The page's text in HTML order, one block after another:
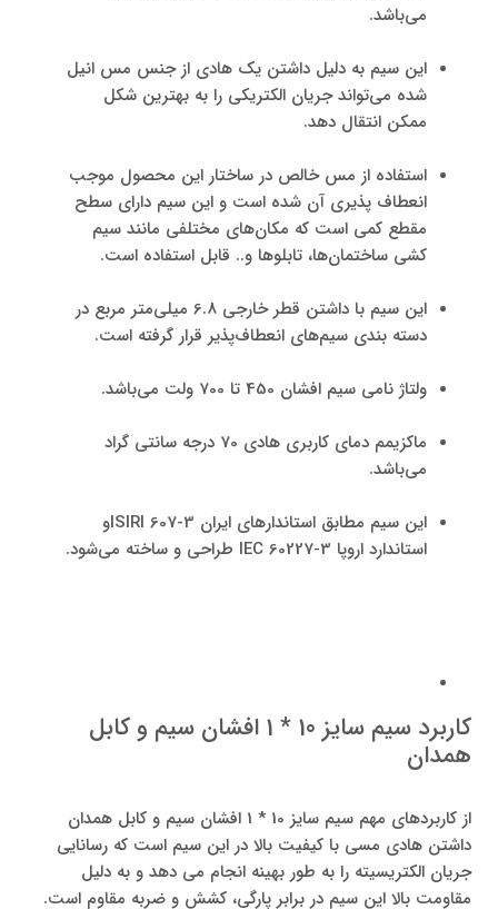
می‌باشد.
این سیم به دلیل داشتن یک هادی از جنس مس انیل
شده می‌تواند جریان الکتریکی را به بهترین شکل
ممکن انتقال دهد.
استفاده از مس خالص در ساختار این محصول موجب
انعطاف پذیری آن شده است و این سیم دارای سطح
مقطع کمی است که مکان‌های مختلفی مانند سیم
کشی ساختمان‌ها، تابلوها و.. قابل استفاده است.
این سیم با داشتن قطر خارجی 6.8 میلی‌متر مربع در
دسته بندی سیم‌های انعطاف‌پذیر قرار گرفته است.
ولتاژ نامی سیم افشان 450 تا 700 ولت می‌باشد.
ماکزیمم دمای کاربری هادی 70 درجه سانتی گراد
می‌باشد.
این سیم مطابق استاندارهای ایران ISIRI 607-3و
استاندارد اروپا IEC 60227-3 طراحی و ساخته می‌شود.
کاربرد سیم سایز 10 * 1 افشان سیم و کابل
همدان
از کاربردهای مهم سیم سایز 10 * 1 افشان سیم و کابل همدان
داشتن هادی مسی با کیفیت بالا در این سیم است که رسانایی
جریان الکتریسیته را به طور بهینه انجام می دهد و به دلیل
مقاومت بالا این سیم در برابر پارگی، کشش و ضربه مقاوم است.